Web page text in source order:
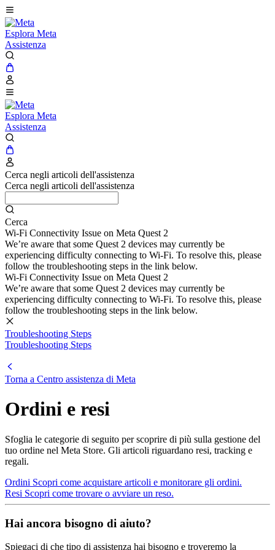
Esplora Meta
Assistenza
Esplora Meta
Assistenza
Cerca negli articoli dell'assistenza
Cerca negli articoli dell'assistenza
Cerca
Wi-Fi Connectivity Issue on Meta Quest 2
We’re aware that some Quest 2 devices may currently be
experiencing difficulty connecting to Wi-Fi. To resolve this, please
follow the troubleshooting steps in the link below.
Wi-Fi Connectivity Issue on Meta Quest 2
We’re aware that some Quest 2 devices may currently be
experiencing difficulty connecting to Wi-Fi. To resolve this, please
follow the troubleshooting steps in the link below.
Troubleshooting Steps
Troubleshooting Steps
Torna a Centro assistenza di Meta
Ordini e resi
Sfoglia le categorie di seguito per scoprire di più sulla gestione del
tuo ordine nel Meta Store. Gli articoli riguardano resi, tracking e
regali.
Ordini Scopri come acquistare articoli e monitorare gli ordini.
Resi Scopri come trovare o avviare un reso.
Hai ancora bisogno di aiuto?
Spiegaci di che tipo di assistenza hai bisogno e troveremo la